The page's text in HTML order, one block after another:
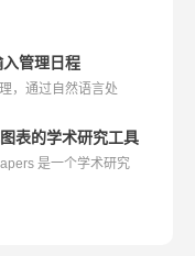
管理日程
，通过自然语言处
表的学术研究工具，追踪
是一个学术研究